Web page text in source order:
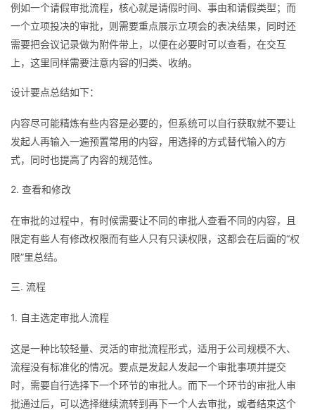
例如一个请假审批流程，核心就是请假时间、事由和请假类型；而
一个立项投决的审批，则需要重点展示立项会的表决结果，同时还
需要把会议记录做为附件带上，以便在必要时可以查看，在交互
上，这里同样需要注意内容的归类、收纳。
设计要点总结如下：
内容尽可能精炼有些内容是必要的，但系统可以自行获取就不要让
发起人再输入一遍预置常用的内容，用选择的方式替代输入的方
式，同时也提高了内容的规范性。
2. 查看和修改
在审批的过程中，有时候需要让不同的审批人查看不同的内容，且
限定有些人有修改权限而有些人只有只读权限，这都会在后面的“权
限”里总结。
三. 流程
1. 自主选定审批人流程
这是一种比较轻量、灵活的审批流程形式，适用于公司规模不大、
流程没有标准化的情况。要点是发起人发起一个审批事项并提交
时，需要自行选择下一个环节的审批人。而下一个环节的审批人审
批通过后，可以选择继续流转到再下一个人去审批，或者结束这个